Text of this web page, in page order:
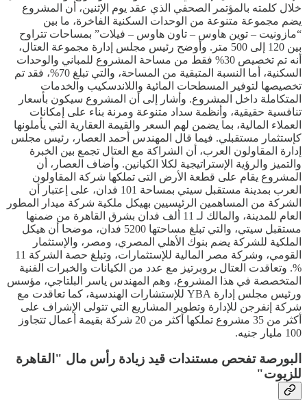
خلال كلمته بالمؤتمر الصحفي الذي عقد يوم الإثنين، أن المشروع
يضم مجموعة متنوعة من الوحدات السكنية الفاخرة، ما بين
“مازونيت – توين هاوس – تاون هاوس – فيلات” بمساحات تتراوح
بين 120 إلى 500 متر. وأوضح رئيس مجلس إدارة مجموعة العتال،
أنه تم تخصيص 30% فقط من مساحة المشروع للمباني والوحدات
السكنية، أما النسبة المتبقية من المساحة، والتي تبلغ 70%، فقد تم
تخصيصها لتوفير المسطحات المائية واللاندسكيب والخدمات
المتكاملة داخل المشروع. وأشار إلى أن المشروع سيكون بأسعار
تنافسية حقيقية، وأنظمة سداد متنوعة ومرنة بناء على إمكانات
العملاء المالية، بما يضمن لهم السعر والقيمة العقارية التي يأملونها
كإستثمار مستقبلي. فيما قال المهندس أحمد العصار، رئيس مجلس
إدارة المقاولون العرب، أن الشراكة مع العتال تجمع بين الخبرة
والتميز والرؤية الإستراتيجية لكلا الكيانين. وأضاف العصار، أن
المشروع يقام على قطعة الأرض التى تملكها شركة المقاولون
العرب بمدينة مستقبل سيتي بمساحة 101 فدان، على إعتبار أن
الشركة من المساهمين الرئيسيين بهيكل ملكية شركة ميدار المطور
العام للمدينة، والمالك لـ 11 ألف فدان بشرق القاهرة من ضمنها
مستقبل سيتي، والتي تبلغ مساحتها 5200 فدان، موضحا أن هيكل
الملكية للشركة يضم بنوك الأهلي المصري، ومصر، والإستثمار
القومي، وشركة مصر المالية للإستثمارات، وتبلغ حصة الشركة 11
%. وتعاقدت العتال بروبرتيز مع عدد من الكيانات والخبرات الفنية
المتخصصة في هذا المشروع، وهم المهندس ياسر البلتاجي، مؤسس
ورئيس مجلس إدارة YBA للإستشارات الهندسية، كما تعاقدت مع
شركة إنفرجن للإدارة وتطوير المشاريع التي تتولى الإشراف على
أكثر من 35 مشروع تملكها أكثر من 20 شركة بقيمة أعمال تتجاوز
100 مليار جنيه.
البورصة تفحص مستندات قيد زيادة رأس مال "القاهرة
للزيوت"